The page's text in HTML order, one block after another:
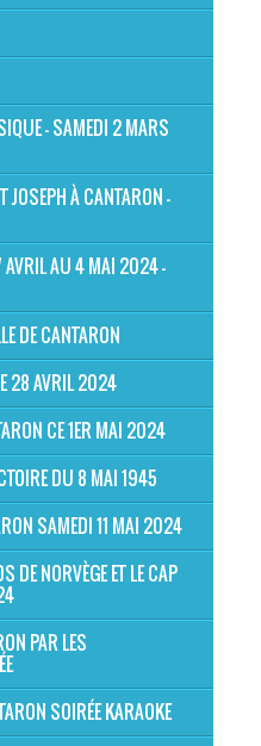
- SAMEDI 2 MARS
JOSEPH À CANTARON -
AVRIL AU 4 MAI 2024 -
DE CANTARON
28 AVRIL 2024
CE 1ER MAI 2024
DU 8 MAI 1945
SAMEDI 11 MAI 2024
DE NORVÈGE ET LE CAP
PAR LES
SOIRÉE KARAOKE